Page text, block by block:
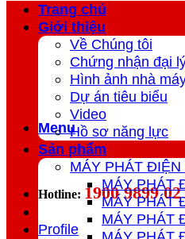
Menu
Hotline: 1900 9899 02
Profile
Trang chủ
Giới thiệu
Về Chúng tôi
Chứng nhận đại
Hình ảnh nhà
Dự án tiêu biểu
Video
Hồ sơ năng lực
Sản phẩm
MÁY PHÁT ĐIỆN
MÁY PHÁT
MÁY PHÁT
MÁY PHÁT